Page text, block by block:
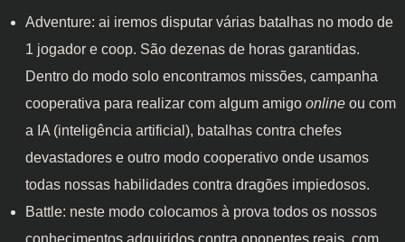
Adventure: ai iremos disputar várias batalhas no modo de
1 jogador e coop. São dezenas de horas garantidas.
Dentro do modo solo encontramos missões, campanha
cooperativa para realizar com algum amigo online ou com
a IA (inteligência artificial), batalhas contra chefes
devastadores e outro modo cooperativo onde usamos
todas nossas habilidades contra dragões impiedosos.
Battle: neste modo colocamos à prova todos os nossos
conhecimentos adquiridos contra oponentes reais, com